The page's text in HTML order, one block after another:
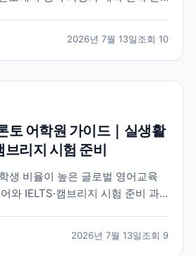
2026년 7월 13일조회 10
토 어학원 가이드｜실생활
브리지 시험 준비
생 비율이 높은 글로벌 영어교육
와 IELTS·캠브리지 시험 준비 과
2026년 7월 13일조회 9